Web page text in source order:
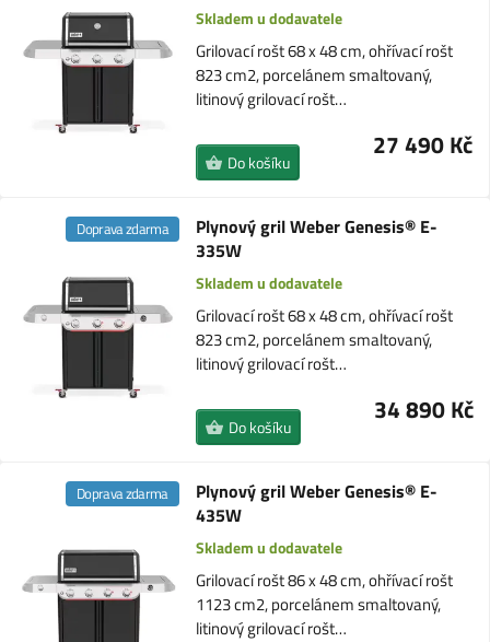
Skladem u dodavatele
Grilovací rošt 68 x 48 cm, ohřívací rošt
823 cm2, porcelánem smaltovaný,
litinový grilovací rošt…
27 490 Kč
Do košíku
Plynový gril Weber Genesis® E-
335W
Doprava zdarma
Skladem u dodavatele
Grilovací rošt 68 x 48 cm, ohřívací rošt
823 cm2, porcelánem smaltovaný,
litinový grilovací rošt…
34 890 Kč
Do košíku
Plynový gril Weber Genesis® E-
435W
Doprava zdarma
Skladem u dodavatele
Grilovací rošt 86 x 48 cm, ohřívací rošt
1123 cm2, porcelánem smaltovaný,
litinový grilovací rošt…